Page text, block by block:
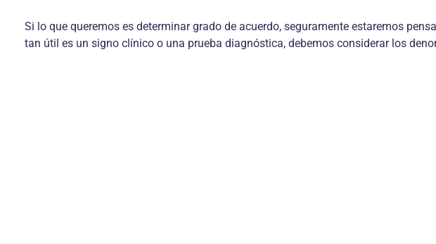
Si lo que queremos es determinar grado de acuerdo, seguramente estaremos
tan útil es un signo clínico o una prueba diagnóstica, debemos considerar los